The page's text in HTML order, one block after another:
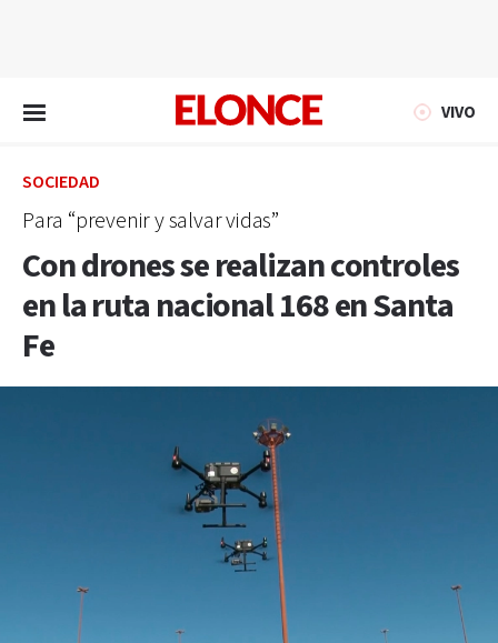
VIVO
SOCIEDAD
Para “prevenir y salvar vidas”
Con drones se realizan controles
en la ruta nacional 168 en Santa
Fe